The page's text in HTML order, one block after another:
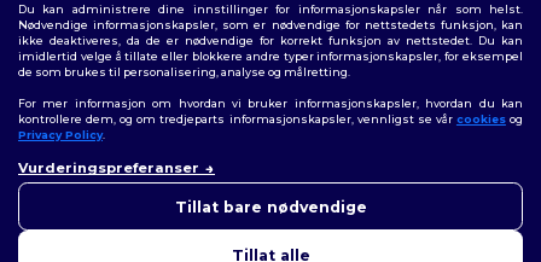
Generelle Vilkår|personvernerklæring
informasjonskapsler|Nettstedsoversikt
Følg oss
Du kan administrere dine innstillinger for informasjonskapsler når som helst.
Nødvendige informasjonskapsler, som er nødvendige for nettstedets funksjon, kan
ikke deaktiveres, da de er nødvendige for korrekt funksjon av nettstedet. Du kan
imidlertid velge å tillate eller blokkere andre typer informasjonskapsler, for eksempel
de som brukes til personalisering, analyse og målretting.
For mer informasjon om hvordan vi bruker informasjonskapsler, hvordan du kan
kontrollere dem, og om tredjeparts informasjonskapsler, vennligst se vår cookiesog
Privacy Policy.
Vurderingspreferanser
Tillat bare nødvendige
Tillat alle
bekymringer, kan du kontakte
vår er her for å hjelpe.